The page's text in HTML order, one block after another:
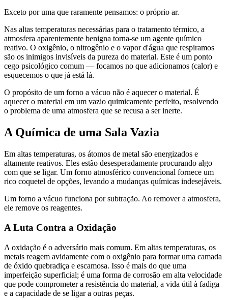
Exceto por uma que raramente pensamos: o próprio ar.
Nas altas temperaturas necessárias para o tratamento térmico, a
atmosfera aparentemente benigna torna-se um agente químico
reativo. O oxigênio, o nitrogênio e o vapor d'água que respiramos
são os inimigos invisíveis da pureza do material. Este é um ponto
cego psicológico comum — focamos no que adicionamos (calor) e
esquecemos o que já está lá.
O propósito de um forno a vácuo não é aquecer o material. É
aquecer o material em um vazio quimicamente perfeito, resolvendo
o problema de uma atmosfera que se recusa a ser inerte.
A Química de uma Sala Vazia
Em altas temperaturas, os átomos de metal são energizados e
altamente reativos. Eles estão desesperadamente procurando algo
com que se ligar. Um forno atmosférico convencional fornece um
rico coquetel de opções, levando a mudanças químicas indesejáveis.
Um forno a vácuo funciona por subtração. Ao remover a atmosfera,
ele remove os reagentes.
A Luta Contra a Oxidação
A oxidação é o adversário mais comum. Em altas temperaturas, os
metais reagem avidamente com o oxigênio para formar uma camada
de óxido quebradiça e escamosa. Isso é mais do que uma
imperfeição superficial; é uma forma de corrosão em alta velocidade
que pode comprometer a resistência do material, a vida útil à fadiga
e a capacidade de se ligar a outras peças.